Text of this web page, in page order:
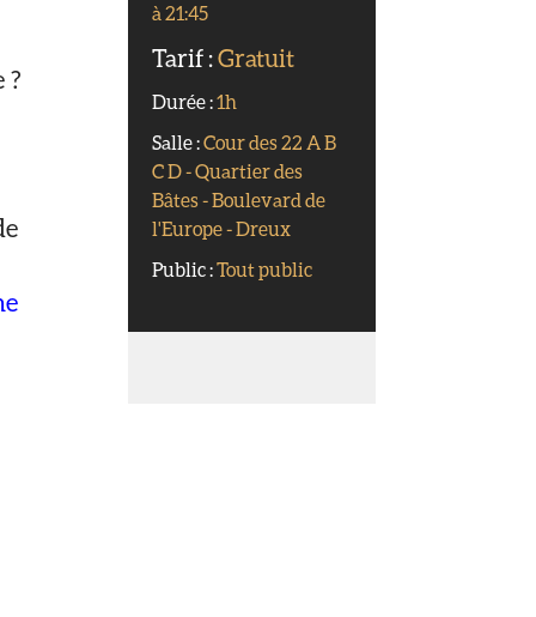
?
à 21:45
Tarif :Gratuit
Durée :1h
Salle :Cour des 22 A B
C D - Quartier des
Bâtes - Boulevard de
l'Europe - Dreux
Public :Tout public